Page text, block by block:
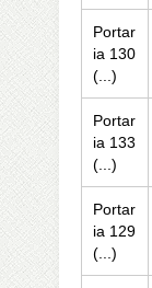
Portar
ia 130
(...)
Portar
ia 133
(...)
Portar
ia 129
(...)